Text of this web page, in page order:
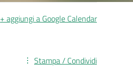
+ aggiungi a Google Calendar
Stampa / Condividi